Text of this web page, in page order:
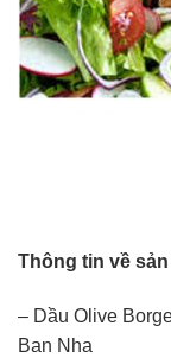
Thông tin về
– Dầu Olive
Ban Nha​